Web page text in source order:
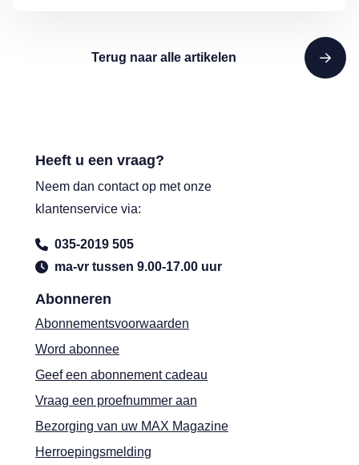
Terug naar alle artikelen
Abonneren
Abonnementsvoorwaarden
Word abonnee
Geef een abonnement cadeau
Vraag een proefnummer aan
Bezorging van uw MAX Magazine
Herroepingsmelding
Heeft u een vraag?
Neem dan contact op met onze
klantenservice via:
035-2019 505
ma-vr tussen 9.00-17.00 uur